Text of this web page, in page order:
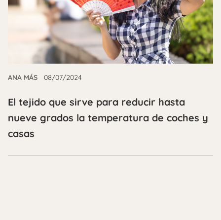
ANA MÁS 08/07/2024
El tejido que sirve para reducir hasta
nueve grados la temperatura de coches y
casas